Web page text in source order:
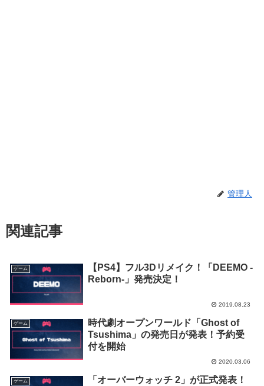
管理人
関連記事
ゲーム
【PS4】フル3Dリメイク！「DEEMO -
Reborn-」発売決定！
2019.08.23
ゲーム
時代劇オープンワールド「Ghost of
Tsushima」の発売日が発表！予約受
付を開始
2020.03.06
ゲーム
「オーバーウォッチ 2」が正式発表！